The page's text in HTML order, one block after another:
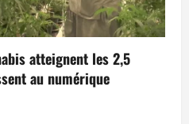
atteignent les 2,5
au numérique